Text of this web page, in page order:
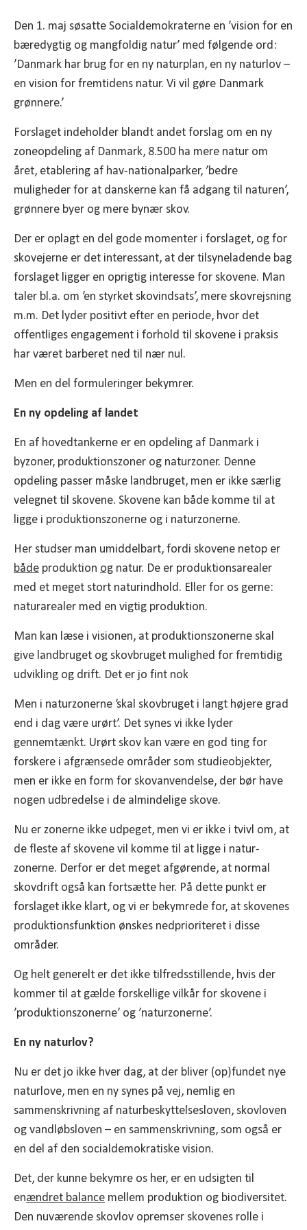
Den 1. maj søsatte Socialdemokraterne en ’vision for en
bæredygtig og mangfoldig natur’ med følgende ord:
’Danmark har brug for en ny naturplan, en ny naturlov –
en vision for fremtidens natur. Vi vil gøre Danmark
grønnere.’
Forslaget indeholder blandt andet forslag om en ny
zoneopdeling af Danmark, 8.500 ha mere natur om
året, etablering af hav-nationalparker, ’bedre
muligheder for at danskerne kan få adgang til naturen’,
grønnere byer og mere bynær skov.
Der er oplagt en del gode momenter i forslaget, og for
skovejerne er det interessant, at der tilsyneladende bag
forslaget ligger en oprigtig interesse for skovene. Man
taler bl.a. om ’en styrket skovindsats’, mere skovrejsning
m.m. Det lyder positivt efter en periode, hvor det
offentliges engagement i forhold til skovene i praksis
har været barberet ned til nær nul.
Men en del formuleringer bekymrer.
En ny opdeling af landet
En af hovedtankerne er en opdeling af Danmark i
byzoner, produktionszoner og naturzoner. Denne
opdeling passer måske landbruget, men er ikke særlig
velegnet til skovene. Skovene kan både komme til at
ligge i produktionszonerne og i naturzonerne.
Her studser man umiddelbart, fordi skovene netop er
både produktion og natur. De er produktionsarealer
med et meget stort naturindhold. Eller for os gerne:
naturarealer med en vigtig produktion.
Man kan læse i visionen, at produktionszonerne skal
give landbruget og skovbruget mulighed for fremtidig
udvikling og drift. Det er jo fint nok
Men i naturzonerne ’skal skovbruget i langt højere grad
end i dag være urørt’. Det synes vi ikke lyder
gennemtænkt. Urørt skov kan være en god ting for
forskere i afgrænsede områder som studieobjekter,
men er ikke en form for skovanvendelse, der bør have
nogen udbredelse i de almindelige skove.
Nu er zonerne ikke udpeget, men vi er ikke i tvivl om, at
de fleste af skovene vil komme til at ligge i natur­
zonerne. Derfor er det meget afgørende, at normal
skovdrift også kan fortsætte her. På dette punkt er
forslaget ikke klart, og vi er bekymrede for, at skovenes
produktionsfunktion ønskes nedprioriteret i disse
områder.
Og helt generelt er det ikke tilfredsstillende, hvis der
kommer til at gælde forskellige vilkår for skovene i
’produktionszonerne’ og ’naturzonerne’.
En ny naturlov?
Nu er det jo ikke hver dag, at der bliver (op)fundet nye
naturlove, men en ny synes på vej, nemlig en
sammenskrivning af naturbeskyttelsesloven, skovloven
og vandløbsloven – en sammenskrivning, som også er
en del af den socialdemokratiske vision.
Det, der kunne bekymre os her, er en udsigten til
enændret balance mellem produktion og biodiversitet.
Den nuværende skovlov opremser skovenes rolle i